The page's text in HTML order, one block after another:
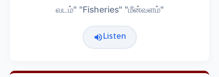
வடம்" "Fisheries" "மீன்வளம்"
Listen